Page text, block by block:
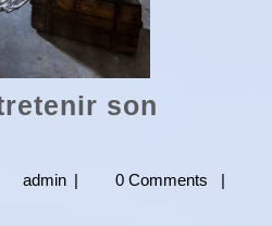
son
admin admin
| 0 Comments
|